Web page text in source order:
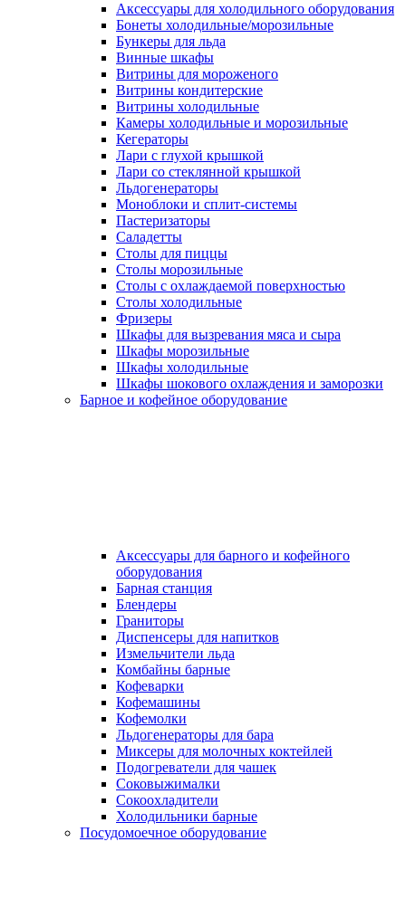
Аксессуары для холодильного оборудования
Бонеты холодильные/морозильные
Бункеры для льда
Винные шкафы
Витрины для мороженого
Витрины кондитерские
Витрины холодильные
Камеры холодильные и морозильные
Кегераторы
Лари с глухой крышкой
Лари со стеклянной крышкой
Льдогенераторы
Моноблоки и сплит-системы
Пастеризаторы
Саладетты
Столы для пиццы
Столы морозильные
Столы с охлаждаемой поверхностью
Столы холодильные
Фризеры
Шкафы для вызревания мяса и сыра
Шкафы морозильные
Шкафы холодильные
Шкафы шокового охлаждения и заморозки
Барное и кофейное оборудование
Аксессуары для барного и кофейного
оборудования
Барная станция
Блендеры
Граниторы
Диспенсеры для напитков
Измельчители льда
Комбайны барные
Кофеварки
Кофемашины
Кофемолки
Льдогенераторы для бара
Миксеры для молочных коктейлей
Подогреватели для чашек
Соковыжималки
Сокоохладители
Холодильники барные
Посудомоечное оборудование